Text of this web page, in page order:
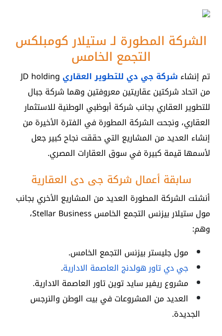
الشركة المطورة لـ ستيلار كومبلكس
التجمع الخامس
تم إنشاء شركة جي دي للتطوير العقاري JD holding
من اتحاد شركتين عقاريتين معروفتين وهما شركة جبال
للتطوير العقاري بجانب شركة أبوظبي الوطنية للاستثمار
العقاري، ونجحت الشركة المطورة في الفترة الأخيرة من
إنشاء العديد من المشاريع التي حققت نجاح كبير جعل
لأسمها قيمة كبيرة في سوق العقارات المصري.
سابقة أعمال شركة جي دي العقارية
أنشئت الشركة المطورة العديد من المشاريع الأخري بجانب
مول ستيلار بيزنس التجمع الخامس Stellar Business،
وهم:
مول جليستر بيزنس التجمع الخامس.
جي دي تاور هولدنج العاصمة الادارية.
مشروع ريفير سايد توين تاور العاصمة الادارية.
العديد من المشروعات في بيت الوطن والنرجس
الجديدة.